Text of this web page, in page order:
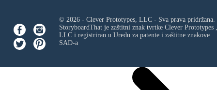
© 2026 - Clever Prototypes, LLC - Sva prava pridržana.
StoryboardThat je zaštitni znak tvrtke Clever Prototypes ,
LLCi registriran u Uredu za patente i zaštitne znakove
SAD-a